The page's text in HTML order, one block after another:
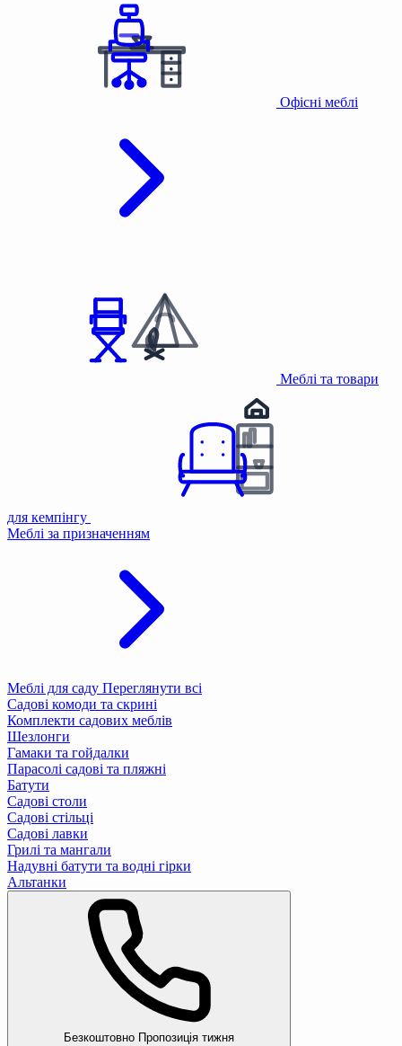
Офісні меблі
Меблі та товари
для кемпінгу
Меблі за призначенням
Меблі для саду Переглянути всі
Садові комоди та скрині
Комплекти садових меблів
Шезлонги
Гамаки та гойдалки
Парасолі садові та пляжні
Батути
Садові столи
Садові стільці
Садові лавки
Грилі та мангали
Надувні батути та водні гірки
Альтанки
Безкоштовно Пропозиція тижня